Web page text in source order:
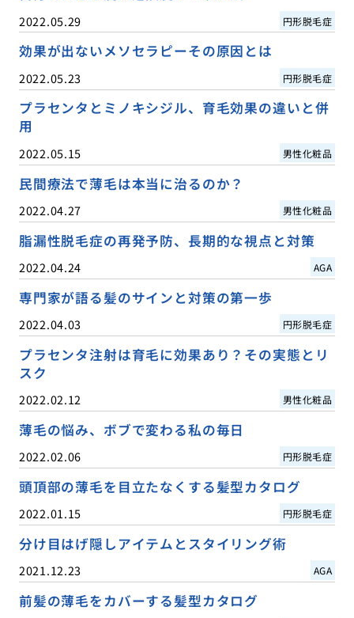
2022.05.29 円形脱毛症
効果が出ないメソセラピーその原因とは
2022.05.23 円形脱毛症
プラセンタとミノキシジル、育毛効果の違いと併
用
2022.05.15 男性化粧品
民間療法で薄毛は本当に治るのか？
2022.04.27 男性化粧品
脂漏性脱毛症の再発予防、長期的な視点と対策
2022.04.24 AGA
専門家が語る髪のサインと対策の第一歩
2022.04.03 円形脱毛症
プラセンタ注射は育毛に効果あり？その実態とリ
スク
2022.02.12 男性化粧品
薄毛の悩み、ボブで変わる私の毎日
2022.02.06 円形脱毛症
頭頂部の薄毛を目立たなくする髪型カタログ
2022.01.15 円形脱毛症
分け目はげ隠しアイテムとスタイリング術
2021.12.23 AGA
前髪の薄毛をカバーする髪型カタログ